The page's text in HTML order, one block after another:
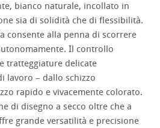
bianco naturale, incollato in
sia di solidità che di flessibilità.
consente alla penna di scorrere
Il controllo
tratteggiature delicate
lavoro – dallo schizzo
rapido e vivacemente colorato.
di disegno a secco oltre che a
grande versatilità e precisione